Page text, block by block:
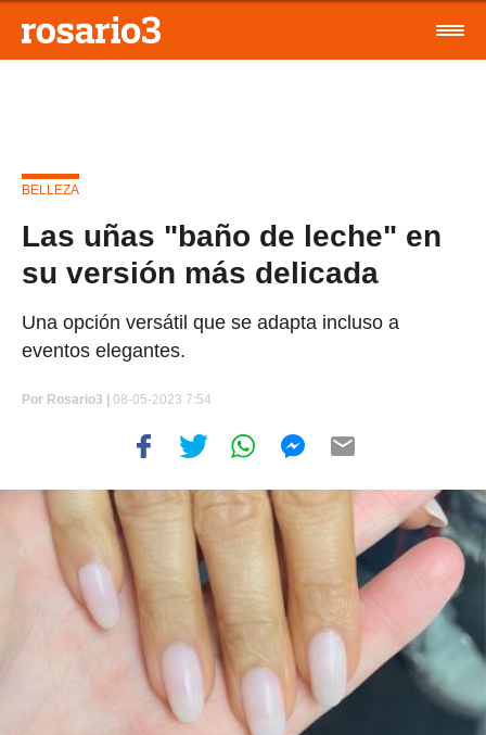
BELLEZA
Las uñas "baño de leche" en
su versión más delicada
Una opción versátil que se adapta incluso a
eventos elegantes.
Por Rosario3 | 08-05-2023 7:54